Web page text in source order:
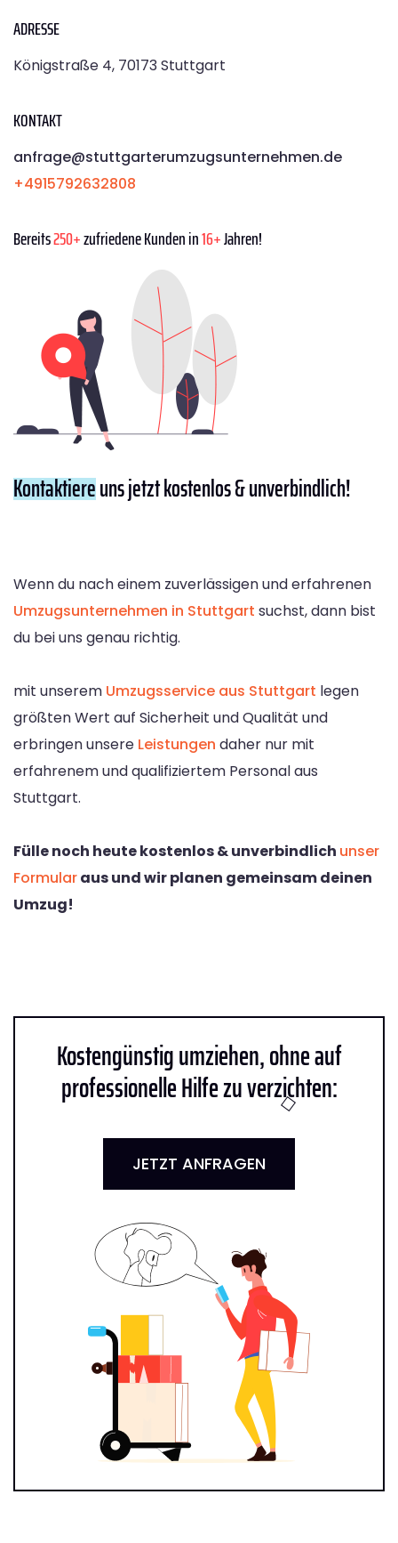
ADRESSE
Königstraße 4, 70173 Stuttgart
KONTAKT
anfrage@stuttgarterumzugsunternehmen.de
+4915792632808
Bereits250+zufriedene Kunden in16+Jahren!
Kontaktiereuns jetzt kostenlos & unverbindlich!
Wenn du nach einem zuverlässigen und erfahrenen
Umzugsunternehmen in Stuttgart suchst, dann bist
du bei uns genau richtig.
mit unserem Umzugsservice aus Stuttgart legen
größten Wert auf Sicherheit und Qualität und
erbringen unsere Leistungen daher nur mit
erfahrenem und qualifiziertem Personal aus
Stuttgart.
Fülle noch heute kostenlos & unverbindlich unser
Formularaus und wir planen gemeinsam deinen
Umzug!
Kostengünstig umziehen, ohne auf
professionelle Hilfe zu verzichten:
JETZT ANFRAGEN